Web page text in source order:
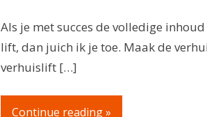
Als je met succes de volledige
lift, dan juich ik je toe. Maak de
verhuislift […]
Continue reading »